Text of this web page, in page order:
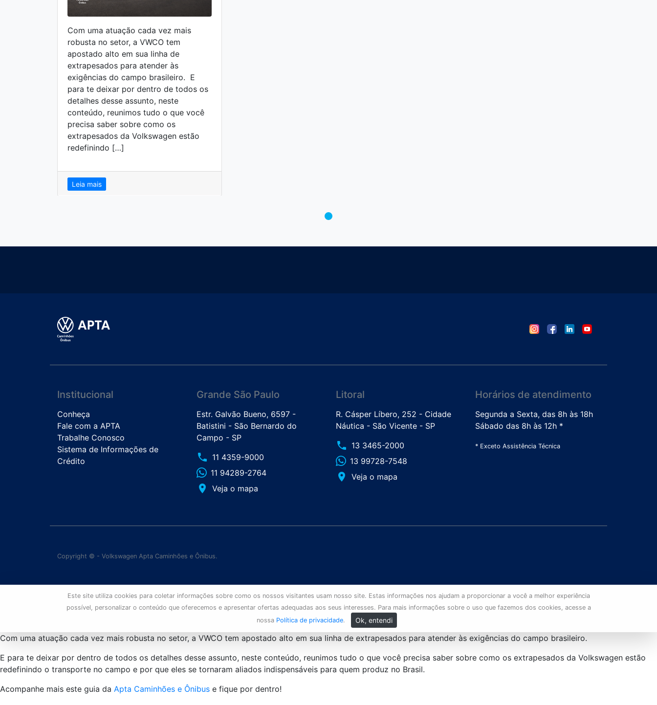
Com uma atuação cada vez mais
robusta no setor, a VWCO tem
apostado alto em sua linha de
extrapesados para atender às
exigências do campo brasileiro. E
para te deixar por dentro de todos os
detalhes desse assunto, neste
conteúdo, reunimos tudo o que você
precisa saber sobre como os
extrapesados da Volkswagen estão
redefinindo […]
Leia mais
Institucional
Conheça
Fale com a APTA
Trabalhe Conosco
Sistema de Informações de
Crédito
Grande São Paulo
Estr. Galvão Bueno, 6597 -
Batistini - São Bernardo do
Campo - SP
phone 11 4359-9000
11 94289-2764
place Veja o mapa
Litoral
R. Cásper Líbero, 252 - Cidade
Náutica - São Vicente - SP
phone 13 3465-2000
13 99728-7548
place Veja o mapa
Horários de atendimento
Segunda a Sexta, das 8h às 18h
Sábado das 8h às 12h *
* Exceto Assistência Técnica
Copyright © - Volkswagen Apta Caminhões e Ônibus.
Este site utiliza cookies para coletar informações sobre como os nossos visitantes usam nosso site. Estas informações nos ajudam a proporcionar a você a melhor experiência
possível, personalizar o conteúdo que oferecemos e apresentar ofertas adequadas aos seus interesses. Para mais informações sobre o uso que fazemos dos cookies, acesse a
nossa Política de privacidade. Ok, entendi
Com uma atuação cada vez mais robusta no setor, a VWCO tem apostado alto em sua linha de extrapesados para atender às exigências do campo brasileiro.
E para te deixar por dentro de todos os detalhes desse assunto, neste conteúdo, reunimos tudo o que você precisa saber sobre como os extrapesados da Volkswagen estão
redefinindo o transporte no campo e por que eles se tornaram aliados indispensáveis para quem produz no Brasil.
Acompanhe mais este guia da Apta Caminhões e Ônibus e fique por dentro!